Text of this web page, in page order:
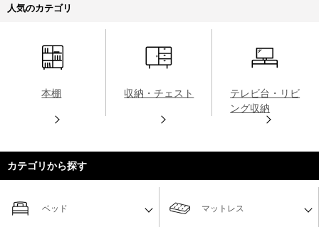
人気のカテゴリ
本棚 収納・チェスト
テレビ台・リビ
ング収納
カテゴリから探す
ベッド マットレス